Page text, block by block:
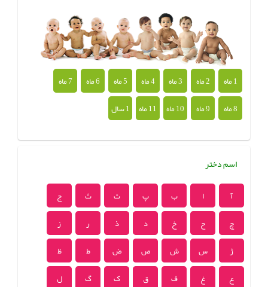
1 ماه 2 ماه 3 ماه 4 ماه 5 ماه 6 ماه
7 ماه
8 ماه
9 ماه 10 ماه 11 ماه 1 سال
اسم دختر
آ ا ب پ ت ث
ج
چ
ح خ د ذ ر
ز
ژ
س ش ص ض ط
ظ
ع
غ ف ق ک گ
ل